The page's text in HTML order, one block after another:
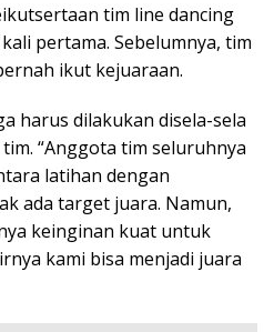
tim line dancing
pertama. Sebelumnya, tim
ikut kejuaraan.
harus dilakukan disela-sela
“Anggota tim seluruhnya
latihan dengan
ada target juara. Namun,
keinginan kuat untuk
kami bisa menjadi juara